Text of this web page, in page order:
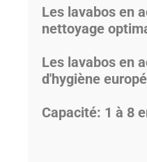
Les lavabos en
nettoyage
Les lavabos en
d'hygiène
Capacité: 1 à 8